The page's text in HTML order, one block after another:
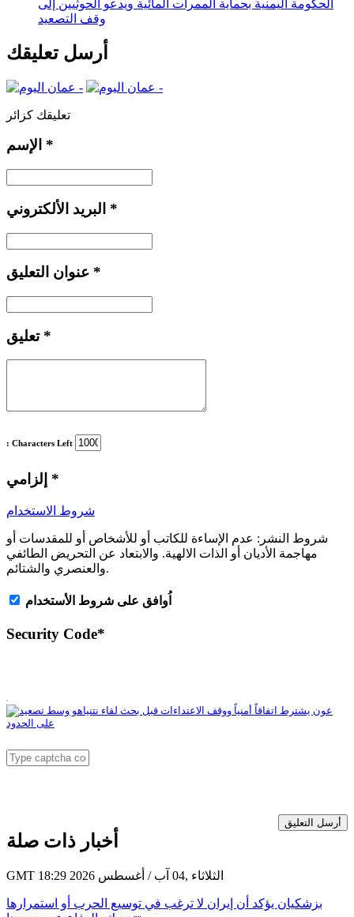
الحكومة اليمنية بحماية الممرات المائية ويدعو الحوثيين إلى
وقف التصعيد
أرسل تعليقك
تعليقك كزائر
*
*
*
تعليق *
: Characters Left
*
شروط الاستخدام
شروط النشر: عدم الإساءة للكاتب أو للأشخاص أو للمقدسات أو
مهاجمة الأديان أو الذات الالهية. والابتعاد عن التحريض الطائفي
والعنصري والشتائم.
اُوافق على شروط الأستخدام
Security Code*
GMT 18:29 2026 الثلاثاء ,04 آب / أغسطس